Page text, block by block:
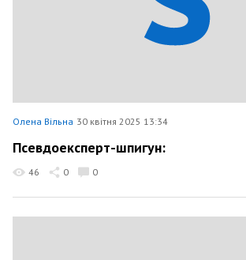
Олена Вільна 30 квітня 2025 13:34
Псевдоексперт-шпигун:
46 0 0